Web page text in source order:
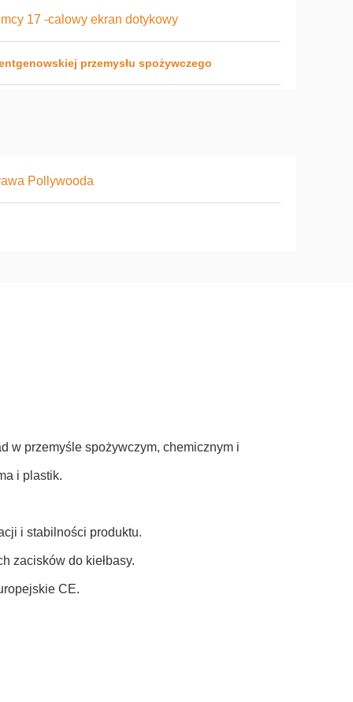
17 -calowy ekran dotykowy
przemysłu spożywczego
Pollywooda
w przemyśle spożywczym, chemicznym i
i plastik.
i stabilności produktu.
zacisków do kiełbasy.
CE.